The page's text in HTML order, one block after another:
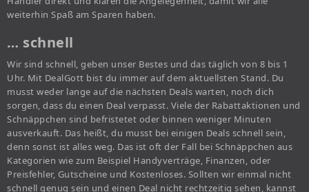
weiterhin Spaß am Sparen haben.
… schnell
Wir sind schnell, geben unser Bestes und das täglich von 8 bis 1
Uhr. Mit DealGott bist du immer auf dem aktuellsten Stand. Du
musst weder lange auf die nächsten Deals warten, noch dich
sorgen, dass du einen Deal verpasst. Viele der Rabattaktionen und
Schnäppchen sind befristetet oder binnen weniger Minuten
ausverkauft. Das heißt, du musst bei einigen Deals schnell sein,
denn sonst ist alles weg. Das ist oft der Fall bei Schnäppchen aus
Kategorien wie zum Beispiel Handyverträge, Finanzen, oder
Preisfehler, Gutscheine und Kostenloses. Sollten wir einmal nicht
schnell genug sein und einen Deal nicht rechtzeitig sehen, kannst